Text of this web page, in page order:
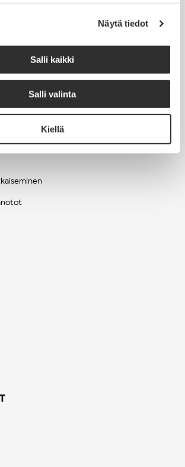
Näytä tiedot
Salli kaikki
Salli valinta
Kiellä
ja palkkaus seurakuntien hengellisessä